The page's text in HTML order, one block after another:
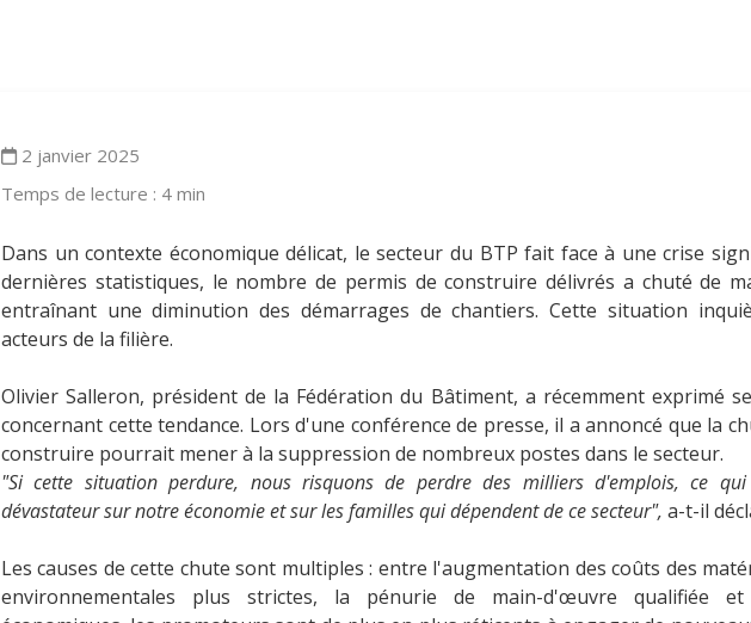
2 janvier 2025
Temps de lecture : 4 min
Dans un contexte économique délicat, le secteur du BTP fait face à une crise
dernières statistiques, le nombre de permis de construire délivrés a chuté de
entraînant une diminution des démarrages de chantiers. Cette situation
acteurs de la filière.
Olivier Salleron, président de la Fédération du Bâtiment, a récemment exprimé
concernant cette tendance. Lors d'une conférence de presse, il a annoncé que la
construire pourrait mener à la suppression de nombreux postes dans le secteur.
"Si cette situation perdure, nous risquons de perdre des milliers d'emplois, ce
dévastateur sur notre économie et sur les familles qui dépendent de ce secteur", a-t-il
Les causes de cette chute sont multiples : entre l'augmentation des coûts des
environnementales plus strictes, la pénurie de main-d'œuvre qualifiée